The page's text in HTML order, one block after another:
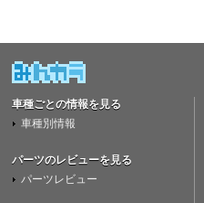
車種ごとの情報を見る
車種別情報
パーツのレビューを見る
パーツレビュー